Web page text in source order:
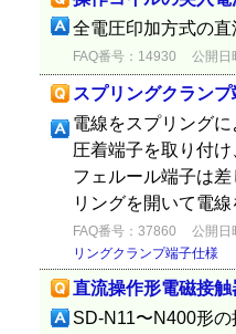
全電圧印加方式の
FAQ番号：14930 公開日
スプリングクラン
電線をスプリング
圧着端子を取り付
フェルール端子は
リングを開いて電
FAQ番号：37860
公開日
リングクランプ端子仕様
直流操作形電磁接
SD-N11〜N400形